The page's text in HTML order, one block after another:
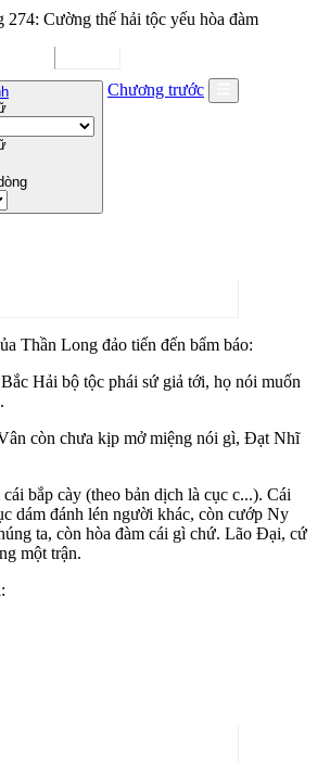
Cường thế hải tộc yếu hòa đàm
Chương trước
Thần Long đảo tiến đến bẩm báo:
Hải bộ tộc phái sứ giả tới, họ nói muốn
còn chưa kịp mở miệng nói gì, Đạt Nhĩ
bắp cày (theo bản dịch là cục c...). Cái
dám đánh lén người khác, còn cướp Ny
ta, còn hòa đàm cái gì chứ. Lão Đại, cứ
một trận.